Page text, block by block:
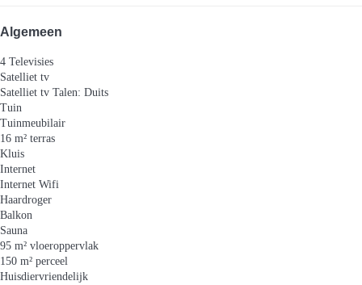
Algemeen
4 Televisies
Satelliet tv
Satelliet tv Talen: Duits
Tuin
Tuinmeubilair
16 m² terras
Kluis
Internet
Internet Wifi
Haardroger
Balkon
Sauna
95 m² vloeroppervlak
150 m² perceel
Huisdiervriendelijk